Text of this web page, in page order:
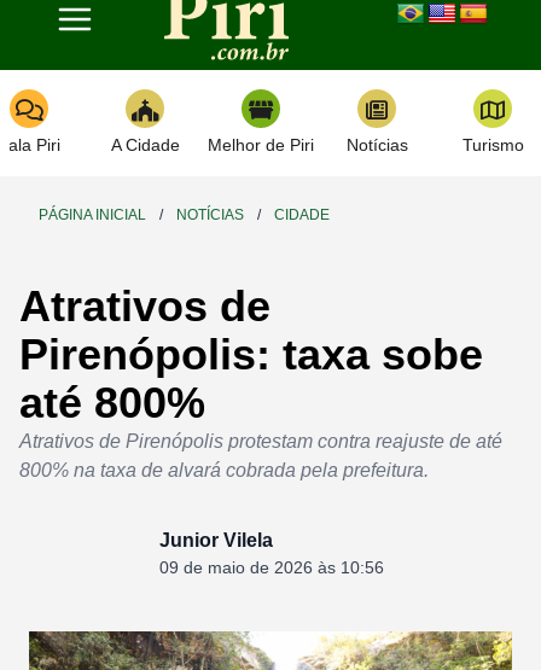
Toggle navigation
Piri A Cidade Melhor de Piri Notícias Turismo
PÁGINA INICIAL / NOTÍCIAS / CIDADE
Atrativos de
Pirenópolis: taxa sobe
até 800%
Atrativos de Pirenópolis protestam contra reajuste de até
800% na taxa de alvará cobrada pela prefeitura.
Junior Vilela
09 de maio de 2026 às 10:56